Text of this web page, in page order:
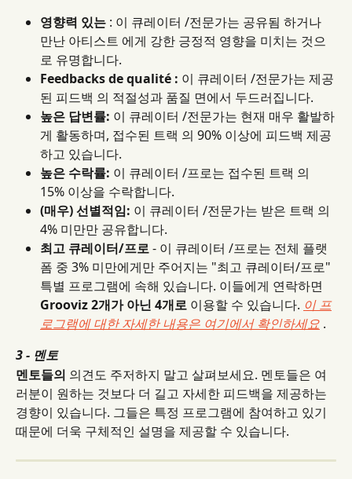
영향력 있는 : 이 큐레이터 /전문가는 공유됨 하거나
만난 아티스트 에게 강한 긍정적 영향을 미치는 것으
로 유명합니다.
Feedbacks de qualité : 이 큐레이터 /전문가는 제공
된 피드백 의 적절성과 품질 면에서 두드러집니다.
높은 답변률: 이 큐레이터 /전문가는 현재 매우 활발하
게 활동하며, 접수된 트랙 의 90% 이상에 피드백 제공
하고 있습니다.
높은 수락률: 이 큐레이터 /프로는 접수된 트랙 의
15% 이상을 수락합니다.
(매우) 선별적임: 이 큐레이터 /전문가는 받은 트랙 의
4% 미만만 공유합니다.
최고 큐레이터/프로 - 이 큐레이터 /프로는 전체 플랫
폼 중 3% 미만에게만 주어지는 "최고 큐레이터/프로"
특별 프로그램에 속해 있습니다. 이들에게 연락하면
Grooviz 2개가 아닌 4개로 이용할 수 있습니다. 이 프
로그램에 대한 자세한 내용은 여기에서 확인하세요 .
3 - 멘토
멘토들의 의견도 주저하지 말고 살펴보세요. 멘토들은 여
러분이 원하는 것보다 더 길고 자세한 피드백을 제공하는
경향이 있습니다. 그들은 특정 프로그램에 참여하고 있기
때문에 더욱 구체적인 설명을 제공할 수 있습니다.